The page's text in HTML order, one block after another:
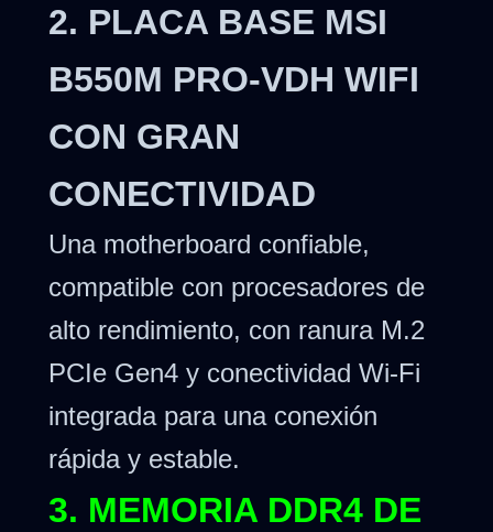
2. PLACA BASE MSI
B550M PRO-VDH WIFI
CON GRAN
CONECTIVIDAD
Una motherboard confiable,
compatible con procesadores de
alto rendimiento, con ranura M.2
PCIe Gen4 y conectividad Wi-Fi
integrada para una conexión
rápida y estable.
3. MEMORIA DDR4 DE